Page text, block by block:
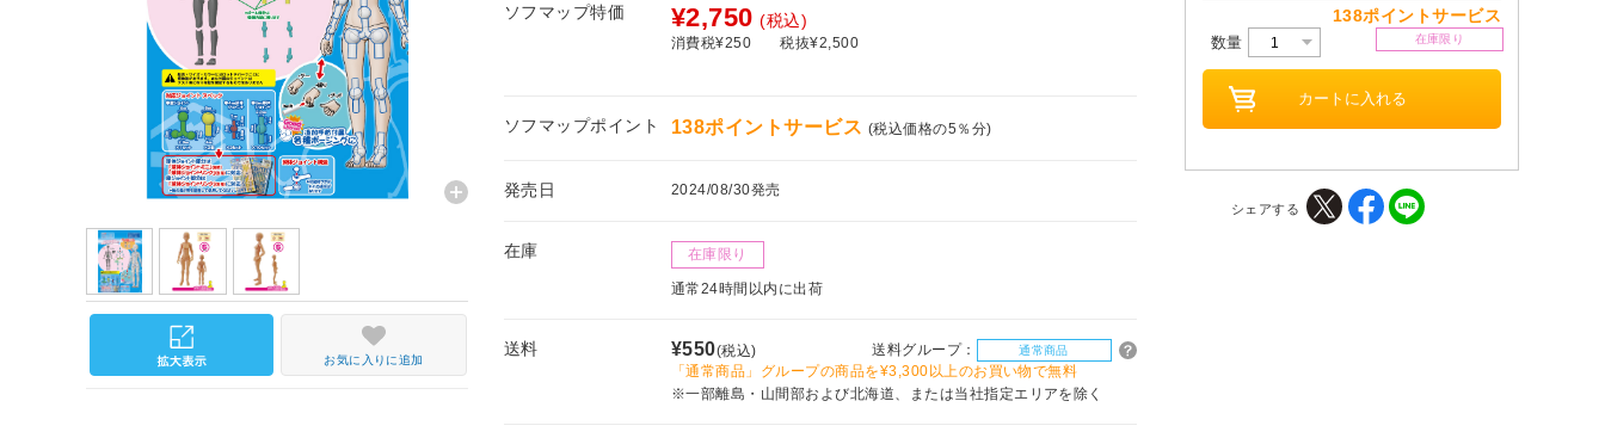
ソフマップ特価 ¥2,750 (税込)
消費税¥250 税抜¥2,500
ソフマップポイント 138ポイントサービス (税込価格の5％分)
発売日 2024/08/30発売
在庫 在庫限り
通常24時間以内に出荷
送料 ¥550(税込) 送料グループ： 通常商品
「通常商品」グループの商品を¥3,300以上のお買い物で無料
※一部離島・山間部および北海道、または当社指定エリアを除く
お気に入りに追加
138ポイントサービス
数量 在庫限り
シェアする